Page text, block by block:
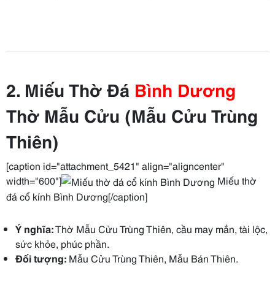
2. Miếu Thờ Đá Bình Dương
Thờ Mẫu Cửu (Mẫu Cửu Trùng
Thiên)
[caption id="attachment_5421" align="aligncenter"
width="600"]
Miếu thờ
đá cổ kính Bình Dương[/caption]
Ý nghĩa:Thờ Mẫu Cửu Trùng Thiên, cầu may mắn, tài lộc,
sức khỏe, phúc phần.
Đối tượng: Mẫu Cửu Trùng Thiên, Mẫu Bán Thiên.